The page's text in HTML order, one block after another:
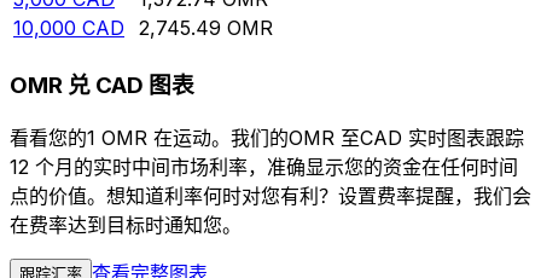
10,000 CAD 2,745.49 OMR
OMR 兑 CAD 图表
看看您的1 OMR 在运动。我们的OMR 至CAD 实时图表跟踪
12 个月的实时中间市场利率，准确显示您的资金在任何时间
点的价值。想知道利率何时对您有利？设置费率提醒，我们会
在费率达到目标时通知您。
查看完整图表